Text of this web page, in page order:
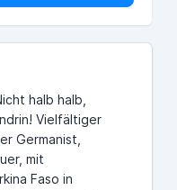
halb halb,
Vielfältiger
Germanist,
mit
Faso in